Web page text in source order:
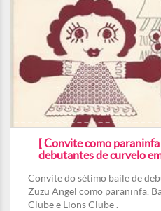
[ Convite como
debutantes de curvelo
Convite do sétimo baile de
Zuzu Angel como paraninfa.
Clube e Lions Clube .